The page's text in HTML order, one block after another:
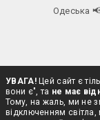
Одеська
УВАГА!Цей сайт є
вони є", та не має
Тому, на жаль, ми не
відключенням світла,